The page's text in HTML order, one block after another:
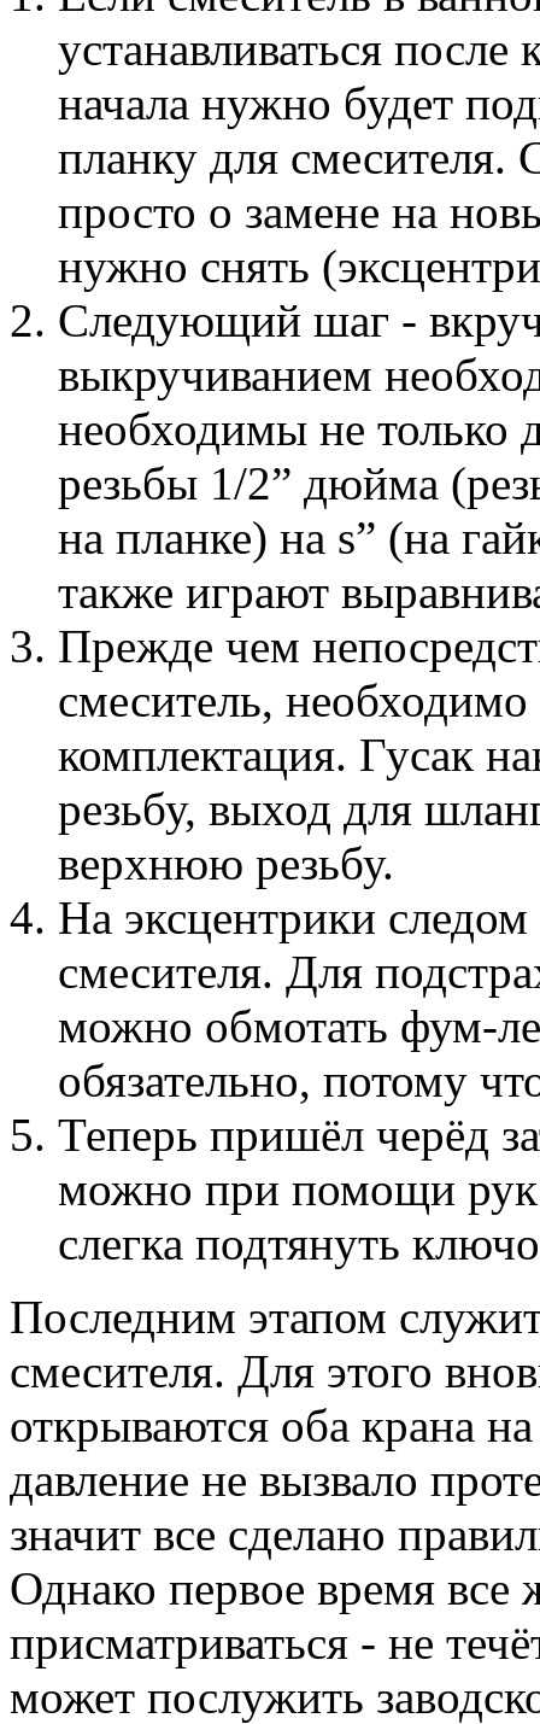
устанавливаться после
начала нужно будет
планку для смесителя.
просто о замене на
нужно снять
Следующий шаг -
выкручиванием
необходимы не только
резьбы 1/2” дюйма
на планке) на ѕ” (на
также играют
Прежде чем
смеситель, необходимо
комплектация. Гусак
резьбу, выход для
верхнюю резьбу.
На эксцентрики
смесителя. Для
можно обмотать фум-
обязательно, потому
Теперь пришёл черёд
можно при помощи
слегка подтянуть
Последним этапом
смесителя. Для этого
открываются оба крана
давление не вызвало
значит все сделано
Однако первое время все
присматриваться - не
может послужить